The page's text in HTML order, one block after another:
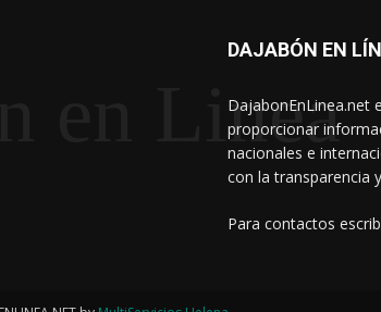
en Linea
DAJABÓN EN
DajabonEnLinea.net
proporcionar
nacionales e
con la transparencia
Para contactos